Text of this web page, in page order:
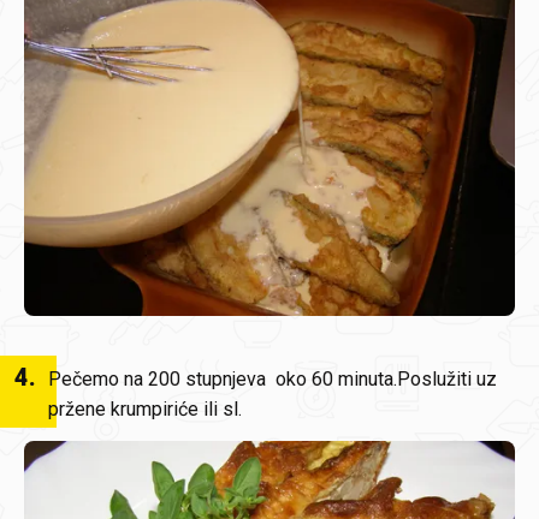
4.
Pečemo na 200 stupnjeva oko 60 minuta.Poslužiti uz
pržene krumpiriće ili sl.